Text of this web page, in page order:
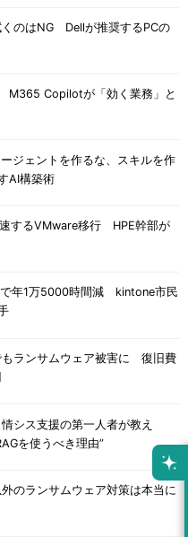
のはNG Dellが推奨するPCの
M365 Copilotが「効く業務」と
ジェントを作るな、スキルを作
AI構築術
するVMware移行 HPE幹部が
年1万5000時間減 kintone市民
もランサムウェア被害に 復旧費
シス支援の第一人者が教え
を使うべき理由”
外のランサムウェア対策は本当に